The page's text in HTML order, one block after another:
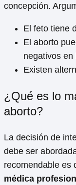
concepción.
El feto tiene
El aborto
negativos en
Existen
¿Qué es lo
aborto?
La decisión de
debe ser
recomendable es
médica